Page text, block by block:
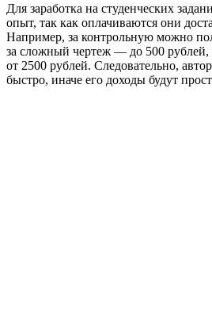
Для заработка на студенческих
опыт, так как оплачиваются они
Например, за контрольную можно
за сложный чертеж — до 500 рублей,
от 2500 рублей. Следовательно,
быстро, иначе его доходы будут